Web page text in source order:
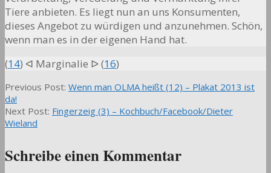
Tiere anbieten. Es liegt nun an uns Konsumenten,
dieses Angebot zu würdigen und anzunehmen. Schön,
wenn man es in der eigenen Hand hat.
(14) ᐊ Marginalie ᐅ (16)
2013-
09-
14
Previous Post: Wenn man OLMA heißt (12) – Plakat 2013 ist
da!
Next Post: Fingerzeig (3) – Kochbuch/Facebook/Dieter
Wieland
Schreibe einen Kommentar